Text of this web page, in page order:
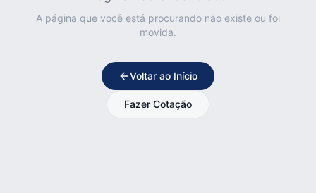
A página que você está procurando não existe ou foi
movida.
Voltar ao Início
Fazer Cotação